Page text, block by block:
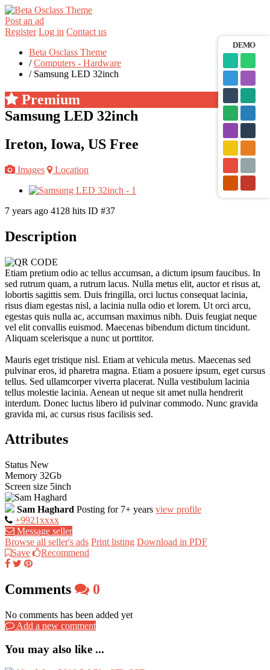
Post an ad
Register Log in Contact us
Beta Osclass Theme
/Computers - Hardware
/ Samsung LED 32inch
Premium
Samsung LED 32inch
Ireton, Iowa, US Free
Images Location
7 years ago 4128 hits ID #37
Description
Etiam pretium odio ac tellus accumsan, a dictum ipsum faucibus. In
sed rutrum quam, a rutrum lacus. Nulla metus elit, auctor et risus at,
lobortis sagittis sem. Duis fringilla, orci luctus consequat lacinia,
risus diam egestas nisl, a lacinia nulla odio et lorem. Ut orci arcu,
egestas quis nulla ac, accumsan maximus nibh. Duis feugiat neque
vel elit convallis euismod. Maecenas bibendum dictum tincidunt.
Aliquam scelerisque a nunc ut porttitor.
Mauris eget tristique nisl. Etiam at vehicula metus. Maecenas sed
pulvinar eros, id pharetra magna. Etiam a posuere ipsum, eget cursus
tellus. Sed ullamcorper viverra placerat. Nulla vestibulum lacinia
tellus molestie lacinia. Aenean ut neque sit amet nulla hendrerit
interdum. Donec luctus libero id pulvinar commodo. Nunc gravida
gravida mi, ac cursus risus facilisis sed.
Attributes
Status New
Memory 32Gb
Screen size 5inch
Sam Haghard Posting for 7+ years view profile
+9921xxxx
Message seller
Browse all seller's ads Print listing Download in PDF
Save
Recommend
Comments 0
No comments has been added yet
Add a new comment
You may also like ...
DEMO